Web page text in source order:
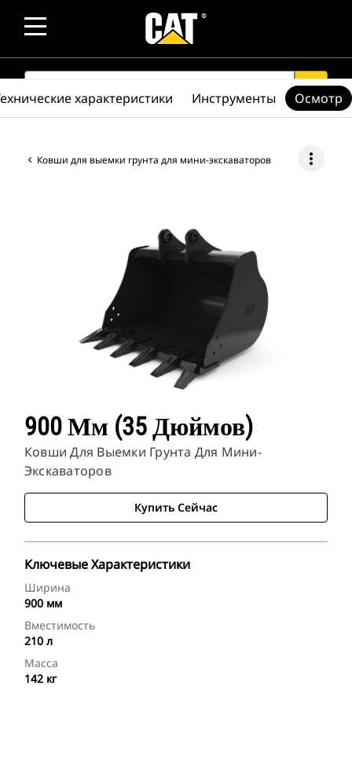
SEARCH search
Ковши для выемки грунта для мини-экскаваторов more_vert
900 Мм (35 Дюймов)
Ковши Для Выемки Грунта Для Мини-
Экскаваторов
Купить Сейчас
Ключевые Характеристики
Ширина
900 мм
Вместимость
210 л
Масса
142 кг
характеристики Инструменты Осмотр